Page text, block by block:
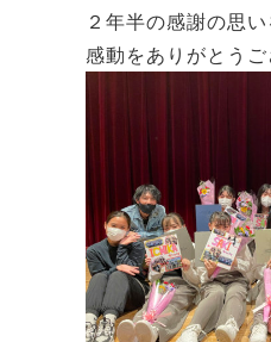
２年半の感謝の思
感動をありがとうご